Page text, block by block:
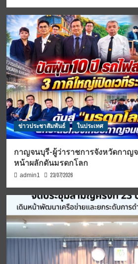
ข่าวประชาสัมพันธ์ ในประเทศ
กาญจนบุรี-ผู้ว่าราชการจังหวัดกาญ
หน้าผลักดันมรดกโลก
admin1 23/07/2026